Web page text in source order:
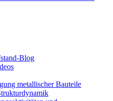
Blog
metallischer Bauteile